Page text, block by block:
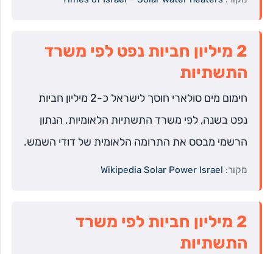
2 מיליון חביות נפט לפי משרד
התשתיות
חימום מים סולארי חוסך לישראל כ-2 מיליון חביות
נפט בשנה, לפי משרד התשתיות הלאומיות. הנתון
הרשמי מבסס את התרומה הלאומית של דודי השמש.
מקור: Wikipedia Solar Power Israel
2 מיליון חביות לפי משרד
התשתיות